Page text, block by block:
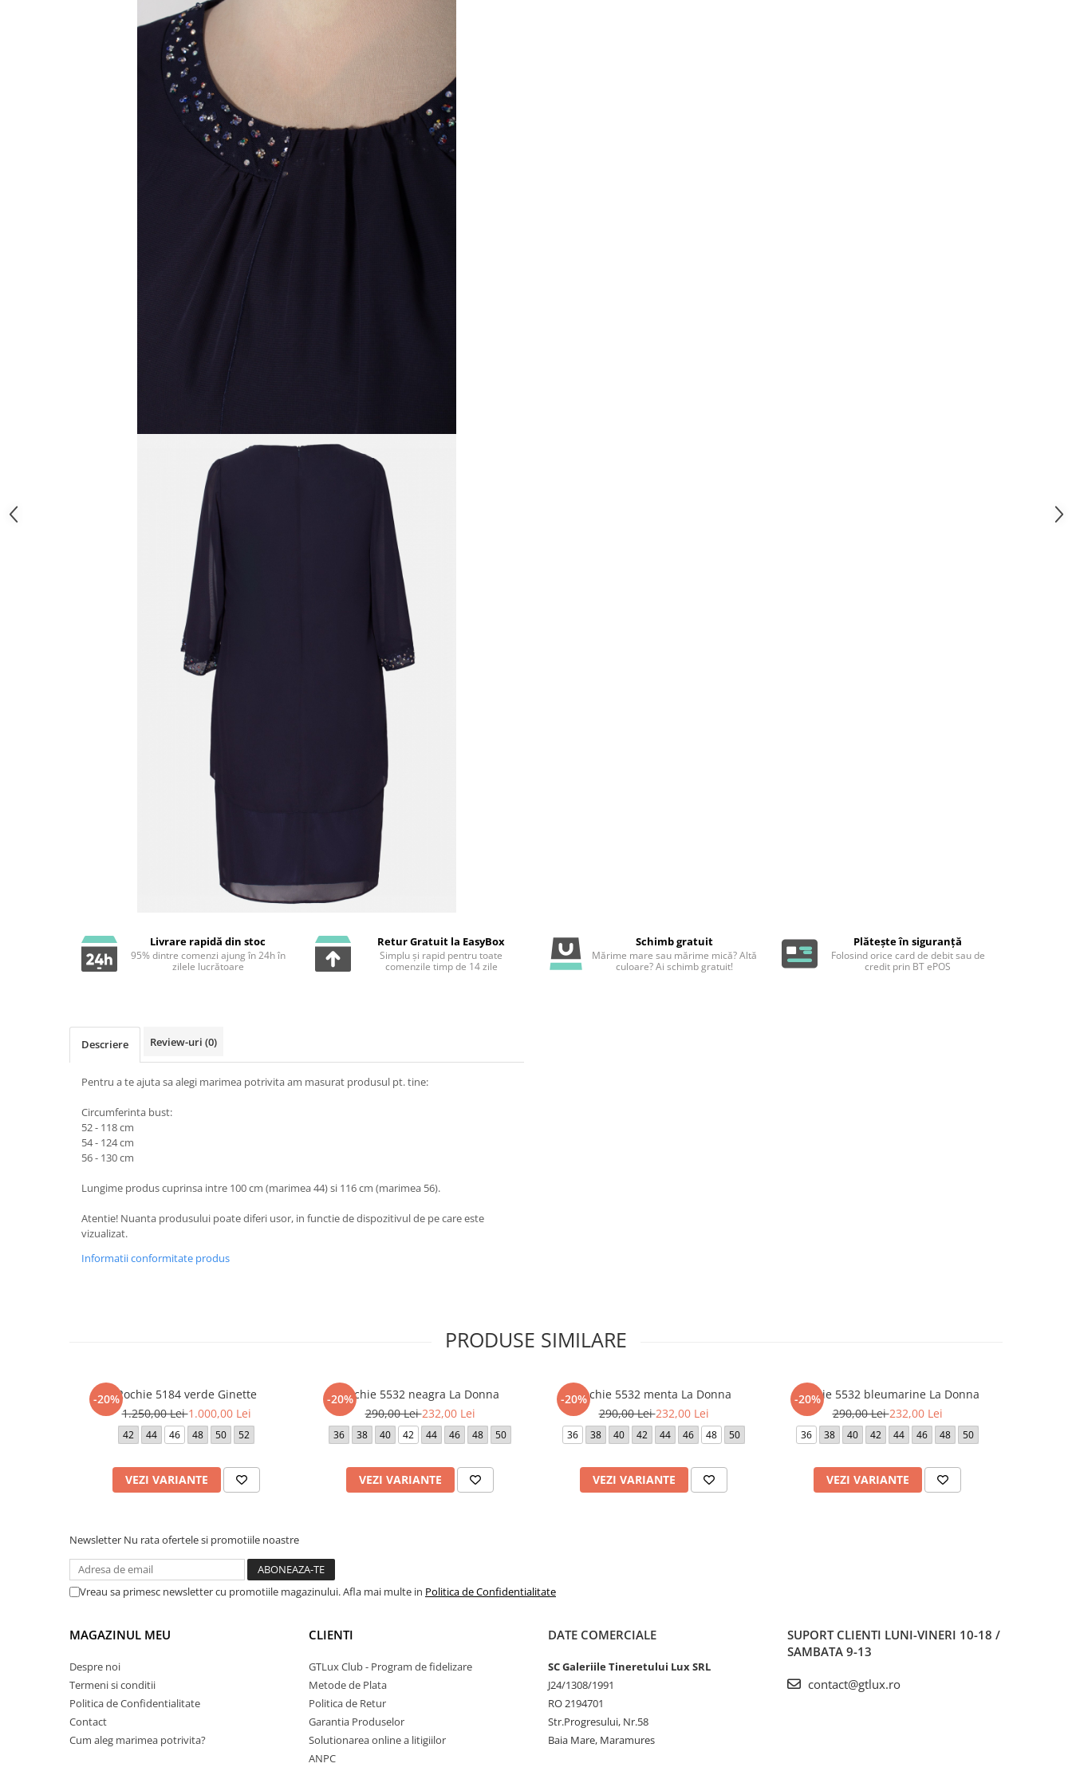
Livrare rapidă din stoc
95% dintre comenzi ajung în 24h în
zilele lucrătoare
Retur Gratuit la EasyBox
Simplu și rapid pentru toate
comenzile timp de 14 zile
Schimb gratuit
Mărime mare sau mărime mică? Altă
culoare? Ai schimb gratuit!
Plătește în siguranță
Folosind orice card de debit sau de
credit prin BT ePOS
Descriere Review-uri (0)
Pentru a te ajuta sa alegi marimea potrivita am masurat produsul pt. tine:
Circumferinta bust:
52 - 118 cm
54 - 124 cm
56 - 130 cm
Lungime produs cuprinsa intre 100 cm (marimea 44) si 116 cm (marimea 56).
Atentie! Nuanta produsului poate diferi usor, in functie de dispozitivul de pe care este
vizualizat.
Informatii conformitate produs
PRODUSE SIMILARE
-20%Rochie 5184 verde Ginette
1.250,00 Lei1.000,00 Lei
42 44 46 48 50 52
VEZI VARIANTE
-20%Rochie 5532 neagra La Donna
290,00 Lei232,00 Lei
36 38 40 42 44 46 48 50
VEZI VARIANTE
-20%Rochie 5532 menta La Donna
290,00 Lei232,00 Lei
36 38 40 42 44 46 48 50
VEZI VARIANTE
-20%
Rochie 5532 bleumarine La Donna
290,00 Lei232,00 Lei
36 38 40 42 44 46 48 50
VEZI VARIANTE
Newsletter Nu rata ofertele si promotiile noastre
Vreau sa primesc newsletter cu promotiile magazinului. Afla mai multe in Politica de Confidentialitate
MAGAZINUL MEU
Despre noi
Termeni si conditii
Politica de Confidentialitate
Contact
Cum aleg marimea potrivita?
CLIENTI
GTLux Club - Program de fidelizare
Metode de Plata
Politica de Retur
Garantia Produselor
Solutionarea online a litigiilor
ANPC
DATE COMERCIALE
SC Galeriile Tineretului Lux SRL
J24/1308/1991
RO 2194701
Str.Progresului, Nr.58
Baia Mare, Maramures
SUPORT CLIENTI LUNI-VINERI 10-18 /
SAMBATA 9-13
contact@gtlux.ro